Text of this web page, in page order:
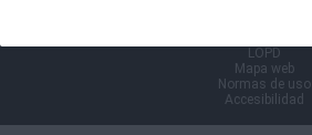
LOPD
Mapa web
Normas de uso
Accesibilidad